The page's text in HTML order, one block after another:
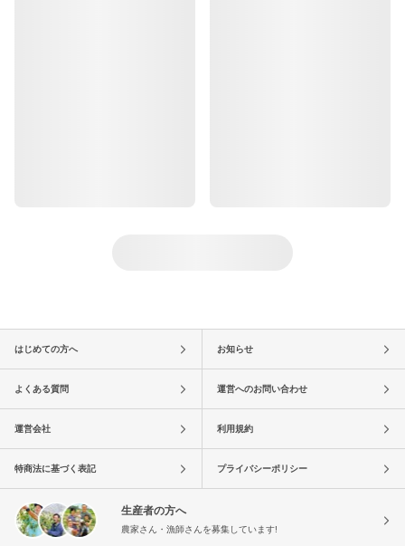
はじめての方へ お知らせ
よくある質問 運営へのお問い合わせ
運営会社 利用規約
特商法に基づく表記 プライバシーポリシー
生産者の方へ
農家さん・漁師さんを募集しています!